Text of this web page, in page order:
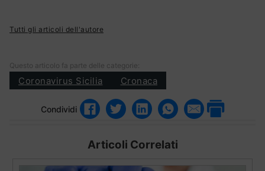
Tutti gli articoli dell'autore
Questo articolo fa parte delle categorie:
Coronavirus Sicilia Cronaca
Condividi
Articoli Correlati